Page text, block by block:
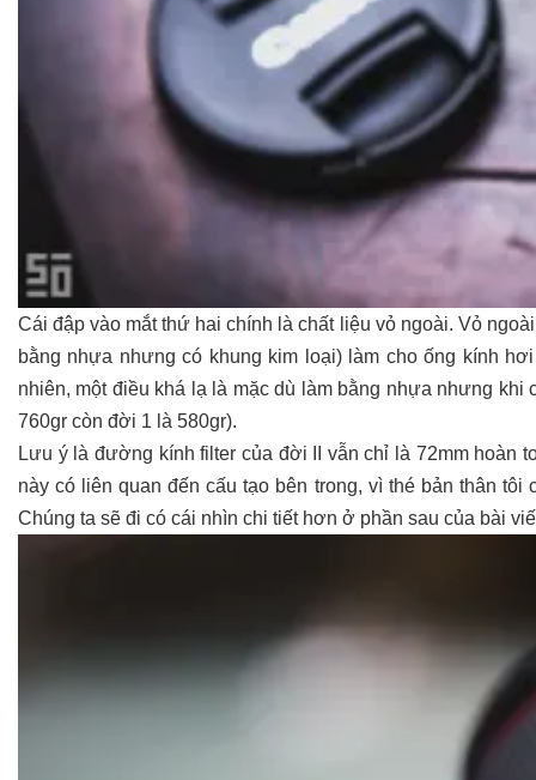
Cái đập vào mắt thứ hai chính là chất liệu vỏ ngoài. Vỏ
bằng nhựa nhưng có khung kim loại) làm cho ống kính
nhiên, một điều khá lạ là mặc dù làm bằng nhựa nhưng khi
760gr còn đời 1 là 580gr).
Lưu ý là đường kính filter của đời II vẫn chỉ là 72mm hoàn
này có liên quan đến cấu tạo bên trong, vì thé bản thân
Chúng ta sẽ đi có cái nhìn chi tiết hơn ở phần sau của bài